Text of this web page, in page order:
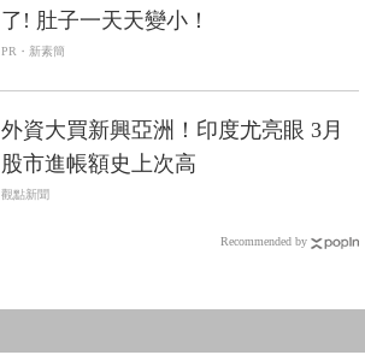
了! 肚子一天天變小！
PR・新素簡
外資大買新興亞洲！印度尤亮眼 3月
股市進帳額史上次高
觀點新聞
Recommended by